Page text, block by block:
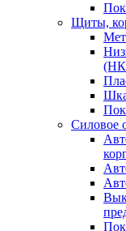
Щиты,
Силовое